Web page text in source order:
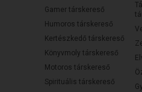
Gamer társkereső
Humoros társkereső
Kertészkedő társkereső
Könyvmoly társkereső
Motoros társkereső
Spirituális társkereső